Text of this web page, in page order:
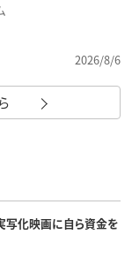
2026/8/6
写化映画に自ら資金を